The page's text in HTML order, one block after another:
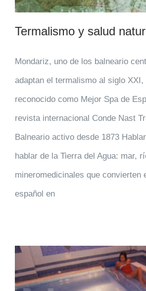
Termalismo y salud
Mondariz, uno de los balneario
adaptan el termalismo al siglo XXI,
reconocido como Mejor Spa de
revista internacional Conde Nast
Balneario activo desde 1873
hablar de la Tierra del Agua: mar,
mineromedicinales que convierten
español en